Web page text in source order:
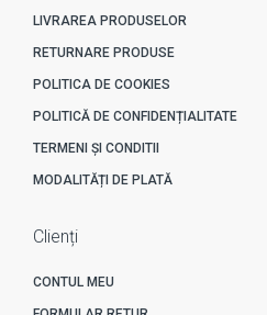
LIVRAREA PRODUSELOR
RETURNARE PRODUSE
POLITICA DE COOKIES
POLITICĂ DE CONFIDENȚIALITATE
TERMENI ȘI CONDITII
MODALITĂȚI DE PLATĂ
Clienți
CONTUL MEU